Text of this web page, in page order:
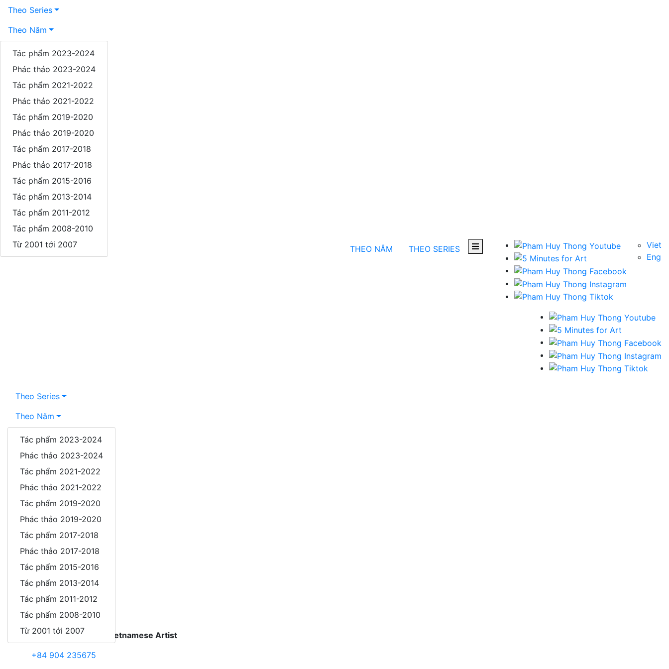
Theo Series
Theo Năm
Tác phẩm 2023-2024
Phác thảo 2023-2024
Tác phẩm 2021-2022
Phác thảo 2021-2022
Tác phẩm 2019-2020
Phác thảo 2019-2020
Tác phẩm 2017-2018
Phác thảo 2017-2018
Tác phẩm 2015-2016
Tác phẩm 2013-2014
Tác phẩm 2011-2012
Tác phẩm 2008-2010
Từ 2001 tới 2007
Điêu Khắc
Sơn mài
Giới thiệu
Tin tức / Báo chí
Bài viết phân tích
Sách / Tài liệu
Videos
Liên hệ
THEO NĂM
THEO SERIES
Viet
Eng
Theo Series
Theo Năm
Tác phẩm 2023-2024
Phác thảo 2023-2024
Tác phẩm 2021-2022
Phác thảo 2021-2022
Tác phẩm 2019-2020
Phác thảo 2019-2020
Tác phẩm 2017-2018
Phác thảo 2017-2018
Tác phẩm 2015-2016
Tác phẩm 2013-2014
Tác phẩm 2011-2012
Tác phẩm 2008-2010
Từ 2001 tới 2007
Điêu Khắc
Sơn mài
Giới thiệu
Tin tức / Báo chí
Bài viết phân tích
Sách / Tài liệu
Videos
Liên hệ
Pham Huy Thong - Vietnamese Artist
+84 904 235675